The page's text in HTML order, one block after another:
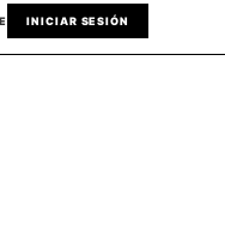
INICIAR SESIÓN